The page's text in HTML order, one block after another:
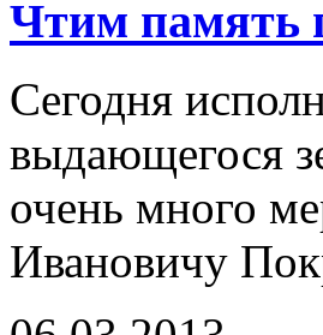
Чтим память
Сегодня
выдающегося
очень много
Ивановичу